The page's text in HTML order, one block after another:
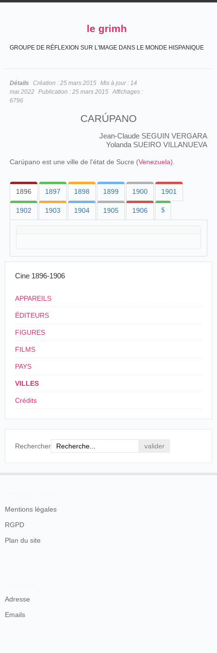
le grimh
GROUPE DE RÉFLEXION SUR L'IMAGE DANS LE MONDE HISPANIQUE
Détails Création : 25 mars 2015 Mis à jour : 14
mai 2022 Publication : 25 mars 2015 Affichages :
6796
CARÚPANO
Jean-Claude SEGUIN VERGARA
Yolanda SUEIRO VILLANUEVA
Carúpano est une ville de l'état de Sucre (Venezuela).
1896 1897 1898 1899 1900 1901
1902 1903 1904 1905 1906 $
Cine 1896-1906
APPAREILS
ÉDITEURS
FIGURES
FILMS
PAYS
VILLES
Crédits
Rechercher
Mentions légales
RGPD
Plan du site
Adresse
Emails